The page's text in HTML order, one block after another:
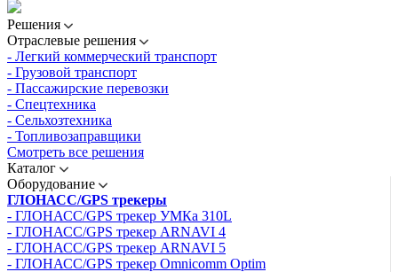
Решения
Отраслевые решения
- Легкий коммерческий транспорт
- Грузовой транспорт
- Пассажирские перевозки
- Спецтехника
- Сельхозтехника
- Топливозаправщики
Смотреть все решения
Каталог
Оборудование
ГЛОНАСС/GPS трекеры
- ГЛОНАСС/GPS трекер УМКа 310L
- ГЛОНАСС/GPS трекер ARNAVI 4
- ГЛОНАСС/GPS трекер ARNAVI 5
- ГЛОНАСС/GPS трекер Omnicomm Optim